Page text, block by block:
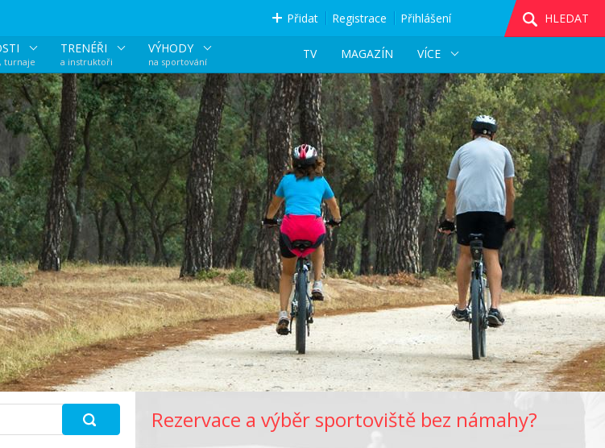
Přidat Registrace Přihlášení
HLEDAT
turnaje
TRENÉŘI
a instruktoři
VÝHODY
na sportování
VÍCE
MAGAZÍN
TV
Rezervace a výběr sportoviště bez námahy?